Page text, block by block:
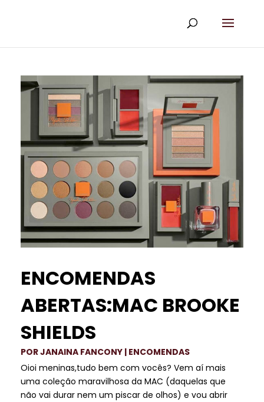
ENCOMENDAS
ABERTAS:MAC BROOKE
SHIELDS
PORJANAINA FANCONY | ENCOMENDAS
Oioi meninas,tudo bem com vocês? Vem aí mais
uma coleção maravilhosa da MAC (daquelas que
não vai durar nem um piscar de olhos) e vou abrir